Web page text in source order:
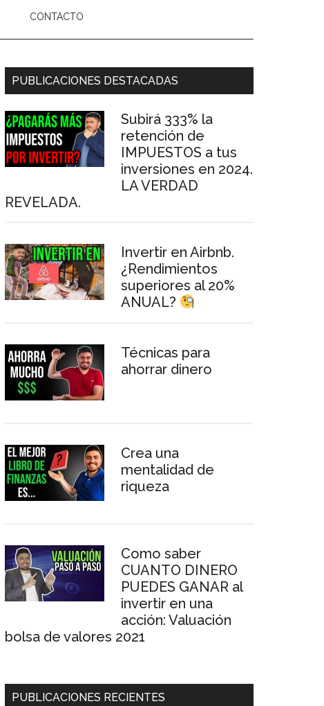
CONTACTO
Barra
principal
PUBLICACIONES DESTACADAS
Subirá 333% la
retención de
IMPUESTOS a tus
inversiones en 2024.
LA VERDAD
REVELADA.
Invertir en Airbnb.
¿Rendimientos
superiores al 20%
ANUAL?
Técnicas para
ahorrar dinero
Crea una
mentalidad de
riqueza
Como saber
CUANTO DINERO
PUEDES GANAR al
invertir en una
acción: Valuación
bolsa de valores 2021
PUBLICACIONES RECIENTES